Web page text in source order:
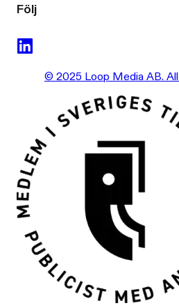
Följ
© 2025 Loop Media AB.